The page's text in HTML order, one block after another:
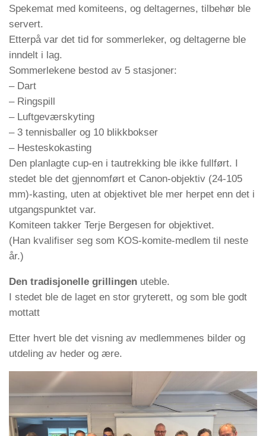
Spekemat med komiteens, og deltagernes, tilbehør ble
servert.
Etterpå var det tid for sommerleker, og deltagerne ble
inndelt i lag.
Sommerlekene bestod av 5 stasjoner:
– Dart
– Ringspill
– Luftgeværskyting
– 3 tennisballer og 10 blikkbokser
– Hesteskokasting
Den planlagte cup-en i tautrekking ble ikke fullført. I
stedet ble det gjennomført et Canon-objektiv (24-105
mm)-kasting, uten at objektivet ble mer herpet enn det i
utgangspunktet var.
Komiteen takker Terje Bergesen for objektivet.
(Han kvalifiser seg som KOS-komite-medlem til neste
år.)
Den tradisjonelle grillingen uteble.
I stedet ble de laget en stor gryterett, og som ble godt
mottatt
Etter hvert ble det visning av medlemmenes bilder og
utdeling av heder og ære.